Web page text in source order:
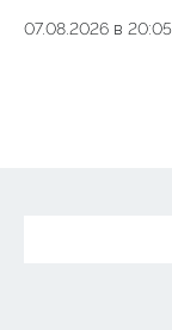
07.08.2026 в 20:05